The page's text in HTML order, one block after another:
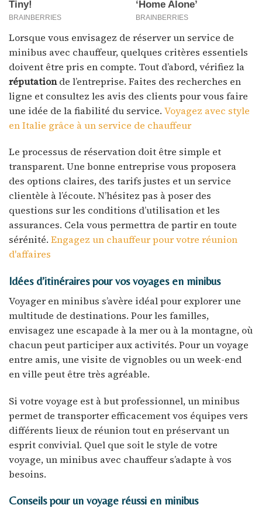
Lorsque vous envisagez de réserver un service de
minibus avec chauffeur, quelques critères essentiels
doivent être pris en compte. Tout d’abord, vérifiez la
réputationde l’entreprise. Faites des recherches en
ligne et consultez les avis des clients pour vous faire
une idée de la fiabilité du service. Voyagez avec style
en Italie grâce à un service de chauffeur
Le processus de réservation doit être simple et
transparent. Une bonne entreprise vous proposera
des options claires, des tarifs justes et un service
clientèle à l’écoute. N’hésitez pas à poser des
questions sur les conditions d’utilisation et les
assurances. Cela vous permettra de partir en toute
sérénité. Engagez un chauffeur pour votre réunion
d'affaires
Idées d’itinéraires pour vos voyages en minibus
Voyager en minibus s’avère idéal pour explorer une
multitude de destinations. Pour les familles,
envisagez une escapade à la mer ou à la montagne, où
chacun peut participer aux activités. Pour un voyage
entre amis, une visite de vignobles ou un week-end
en ville peut être très agréable.
Si votre voyage est à but professionnel, un minibus
permet de transporter efficacement vos équipes vers
différents lieux de réunion tout en préservant un
esprit convivial. Quel que soit le style de votre
voyage, un minibus avec chauffeur s’adapte à vos
besoins.
Conseils pour un voyage réussi en minibus